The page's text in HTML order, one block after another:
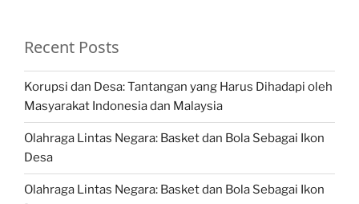
Recent Posts
Korupsi dan Desa: Tantangan yang Harus Dihadapi oleh
Masyarakat Indonesia dan Malaysia
Olahraga Lintas Negara: Basket dan Bola Sebagai Ikon
Desa
Olahraga Lintas Negara: Basket dan Bola Sebagai Ikon